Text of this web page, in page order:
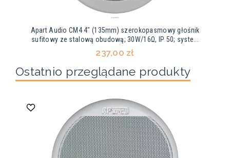
Apart Audio CM4 4" (135mm) szerokopasmowy głośnik
sufitowy ze stalową obudową; 30W/16Ω, IP 50; syste...
237,00 zł
Ostatnio przeglądane produkty